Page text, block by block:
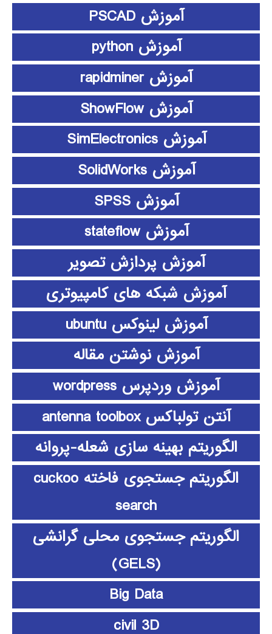
آموزش PSCAD
آموزش python
آموزش rapidminer
آموزش ShowFlow
آموزش SimElectronics
آموزش SolidWorks
آموزش SPSS
آموزش stateflow
آموزش پردازش تصویر
آموزش شبکه های کامپیوتری
آموزش لینوکس ubuntu
آموزش نوشتن مقاله
آموزش وردپرس wordpress
آنتن تولباکس antenna toolbox
الگوریتم بهینه سازی شعله-پروانه
الگوریتم جستجوی فاخته cuckoo
search
الگوریتم جستجوی محلی گرانشی
(GELS)
Big Data
civil 3D